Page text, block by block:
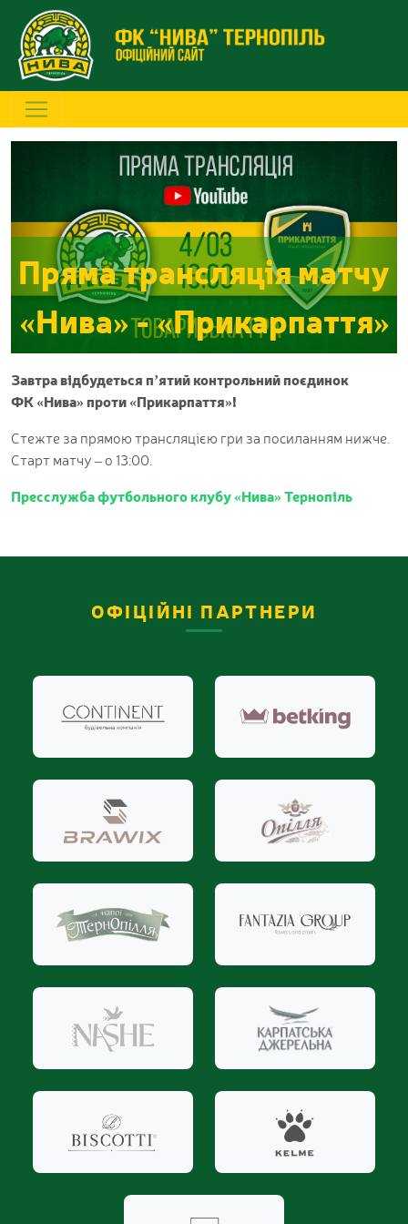
Пряма трансляція матчу
«Нива» - «Прикарпаття»
Завтра відбудеться п’ятий контрольний поєдинок
ФК «Нива» проти «Прикарпаття»!
Стежте за прямою трансляцією гри за посиланням нижче.
Старт матчу – о 13:00.
Пресслужба футбольного клубу «Нива» Тернопіль
ОФІЦІЙНІ ПАРТНЕРИ